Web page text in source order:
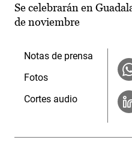
Se celebrarán en
de noviembre
Notas de prensa
Fotos
Cortes audio